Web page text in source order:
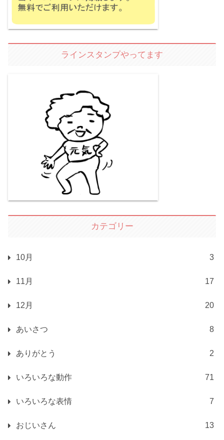
ラインスタンプやってます
カテゴリー
10月 3
11月 17
12月 20
あいさつ 8
ありがとう 2
いろいろな動作 71
いろいろな表情 7
おじいさん 13